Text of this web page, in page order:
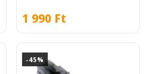
1 990 Ft
-45%